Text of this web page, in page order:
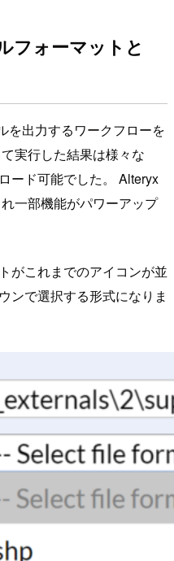
フォーマットと
を出力するワークフローを
実行した結果は様々な
ード可能でした。 Alteryx
一部機能がパワーアップ
がこれまでのアイコンが並
ンで選択する形式になりま